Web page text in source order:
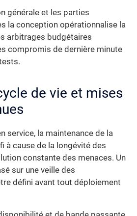
générale et les parties
la conception opérationnalise la
arbitrages budgétaires
compromis de dernière minute
de vie et mises
service, la maintenance de la
à cause de la longévité des
constante des menaces. Un
sur une veille des
défini avant tout déploiement